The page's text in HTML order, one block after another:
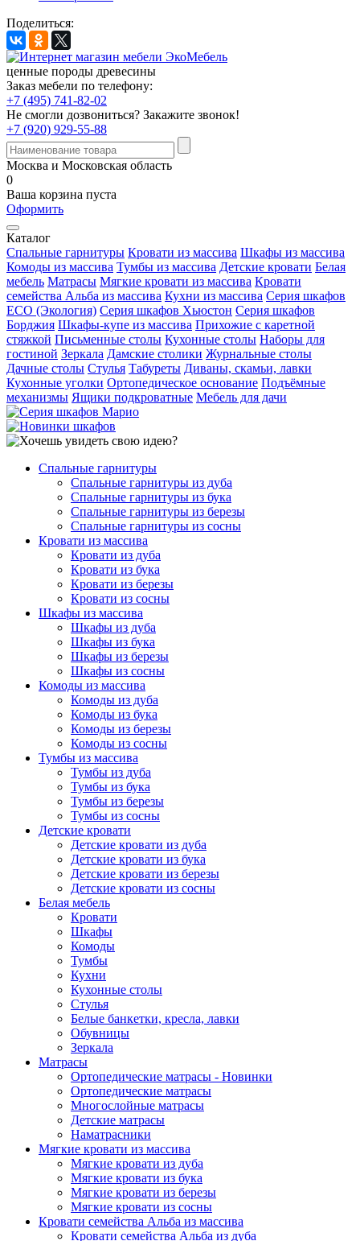
Поделиться:
ценные породы древесины
Заказ мебели по телефону:
+7 (495) 741-82-02
Не смогли дозвониться? Закажите звонок!
+7 (920) 929-55-88
Москва и Московская область
0
Ваша корзина пуста
Оформить
Каталог
Спальные гарнитуры Кровати из массива Шкафы из массива
Комоды из массива Тумбы из массива Детские кровати Белая
мебель Матрасы Мягкие кровати из массива Кровати
семейства Альба из массива Кухни из массива Серия шкафов
ECO (Экология) Серия шкафов Хьюстон Серия шкафов
Борджия Шкафы-купе из массива Прихожие с каретной
стяжкой Письменные столы Кухонные столы Наборы для
гостиной Зеркала Дамские столики Журнальные столы
Дачные столы Стулья Табуреты Диваны, скамьи, лавки
Кухонные уголки Ортопедическое основание Подъёмные
механизмы Ящики подкроватные Мебель для дачи
Спальные гарнитуры
Спальные гарнитуры из дуба
Спальные гарнитуры из бука
Спальные гарнитуры из березы
Спальные гарнитуры из сосны
Кровати из массива
Кровати из дуба
Кровати из бука
Кровати из березы
Кровати из сосны
Шкафы из массива
Шкафы из дуба
Шкафы из бука
Шкафы из березы
Шкафы из сосны
Комоды из массива
Комоды из дуба
Комоды из бука
Комоды из березы
Комоды из сосны
Тумбы из массива
Тумбы из дуба
Тумбы из бука
Тумбы из березы
Тумбы из сосны
Детские кровати
Детские кровати из дуба
Детские кровати из бука
Детские кровати из березы
Детские кровати из сосны
Белая мебель
Кровати
Шкафы
Комоды
Тумбы
Кухни
Кухонные столы
Стулья
Белые банкетки, кресла, лавки
Обувницы
Зеркала
Матрасы
Ортопедические матрасы - Новинки
Ортопедические матрасы
Многослойные матрасы
Детские матрасы
Наматрасники
Мягкие кровати из массива
Мягкие кровати из дуба
Мягкие кровати из бука
Мягкие кровати из березы
Мягкие кровати из сосны
Кровати семейства Альба из массива
Кровати семейства Альба из дуба